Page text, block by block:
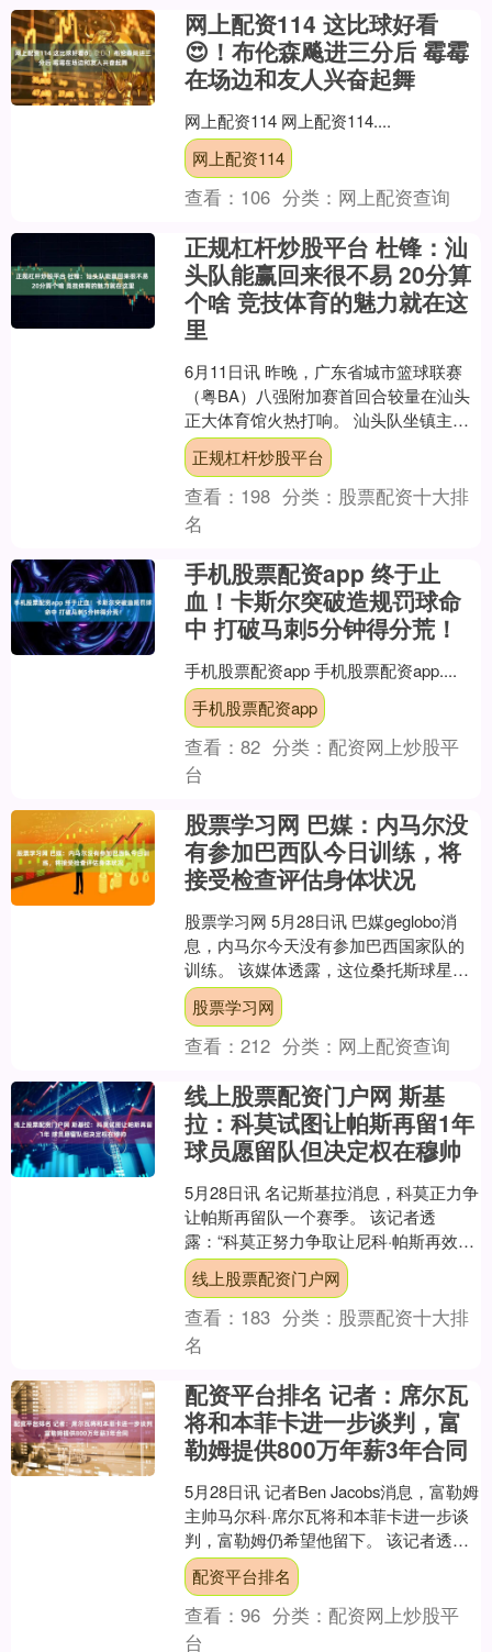
网上配资114 这比球好看
😍！布伦森飚进三分后 霉霉
在场边和友人兴奋起舞
网上配资114 网上配资114....
网上配资114
查看： 106 分类： 网上配资查询
正规杠杆炒股平台 杜锋：汕
头队能赢回来很不易 20分算
个啥 竞技体育的魅力就在这
里
6月11日讯 昨晚，广东省城市篮球联赛
（粤BA）八强附加赛首回合较量在汕头
正大体育馆火热打响。 汕头队坐镇主场
迎战云浮队。汕头队历经大比分落后的
绝境，上演惊心动....
正规杠杆炒股平台
查看： 198 分类： 股票配资十大排
名
手机股票配资app 终于止
血！卡斯尔突破造规罚球命
中 打破马刺5分钟得分荒！
手机股票配资app 手机股票配资app....
手机股票配资app
查看：82 分类： 配资网上炒股平
台
股票学习网 巴媒：内马尔没
有参加巴西队今日训练，将
接受检查评估身体状况
股票学习网 5月28日讯 巴媒geglobo消
息，内马尔今天没有参加巴西国家队的
训练。 该媒体透露，这位桑托斯球星正
在从右小腿水肿中恢复。他和其他入选
球员一样接....
股票学习网
查看：212 分类： 网上配资查询
线上股票配资门户网 斯基
拉：科莫试图让帕斯再留1年
球员愿留队但决定权在穆帅
5月28日讯 名记斯基拉消息，科莫正力争
让帕斯再留队一个赛季。 该记者透
露：“科莫正努力争取让尼科·帕斯再效力
一个赛季。与皇家马德里的谈判进展顺
利。最终决定权在....
线上股票配资门户网
查看： 183 分类： 股票配资十大排
名
配资平台排名 记者：席尔瓦
将和本菲卡进一步谈判，富
勒姆提供800万年薪3年合同
5月28日讯 记者Ben Jacobs消息，富勒姆
主帅马尔科·席尔瓦将和本菲卡进一步谈
判，富勒姆仍希望他留下。 该记者透
露：“马尔科·席尔瓦与本菲卡的续约谈判
似....
配资平台排名
查看：96 分类： 配资网上炒股平
台